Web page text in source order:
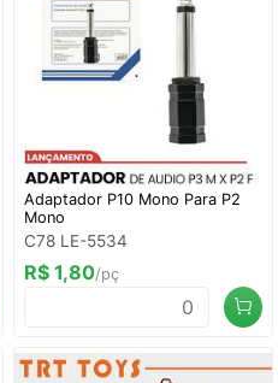
Adaptador P10 Mono Para P2
Mono
C78 LE-5534
R$ 1,80/pç